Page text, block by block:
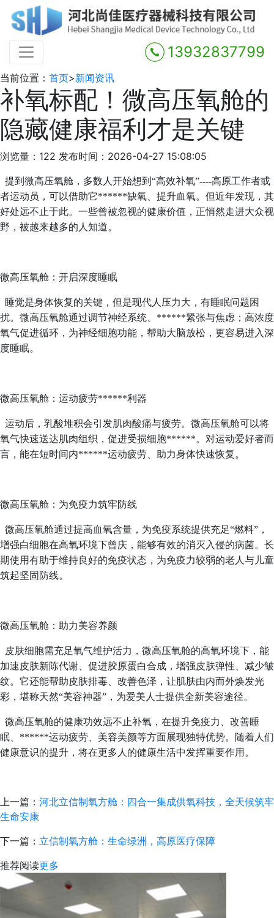
13932837799
当前位置： 首页>新闻资讯
补氧标配！微高压氧舱的
隐藏健康福利才是关键
浏览量：122 发布时间：2026-04-27 15:08:05
提到微高压氧舱，多数人开始想到“高效补氧”----高原工作者或
者运动员，可以借助它******缺氧、提升血氧。但近年发现，其
好处远不止于此。一些曾被忽视的健康价值，正悄然走进大众视
野，被越来越多的人知道。
微高压氧舱：开启深度睡眠
睡觉是身体恢复的关键，但是现代人压力大，有睡眠问题困
扰。微高压氧舱通过调节神经系统、******紧张与焦虑；高浓度
氧气促进循环，为神经细胞功能，帮助大脑放松，更容易进入深
度睡眠。
微高压氧舱：运动疲劳******利器
运动后，乳酸堆积会引发肌肉酸痛与疲劳。微高压氧舱可以将
氧气快速送达肌肉组织，促进受损细胞******。对运动爱好者而
言，能在短时间内******运动疲劳、助力身体快速恢复。
微高压氧舱：为免疫力筑牢防线
微高压氧舱通过提高血氧含量，为免疫系统提供充足“燃料”，
增强白细胞在高氧环境下曾庆，能够有效的消灭入侵的病菌。长
期使用有助于维持良好的免疫状态，为免疫力较弱的老人与儿童
筑起坚固防线。
微高压氧舱：助力美容养颜
皮肤细胞需充足氧气维护活力，微高压氧舱的高氧环境下，能
加速皮肤新陈代谢、促进胶原蛋白合成，增强皮肤弹性、减少皱
纹。它还能帮助皮肤排毒、改善色泽，让肌肤由内而外焕发光
彩，堪称天然“美容神器”，为爱美人士提供全新美容途径。
微高压氧舱的健康功效远不止补氧，在提升免疫力、改善睡
眠、******运动疲劳、美容美颜等方面展现独特优势。随着人们
健康意识的提升，将在更多人的健康生活中发挥重要作用。
上一篇： 河北立信制氧方舱：四合一集成供氧科技，全天候筑牢
生命安康
下一篇： 立信制氧方舱：生命绿洲，高原医疗保障
推荐阅读更多